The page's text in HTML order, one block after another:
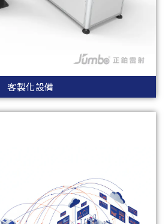
客製化設備